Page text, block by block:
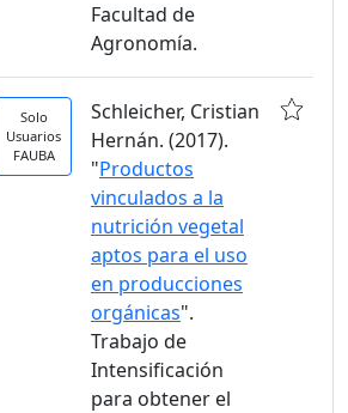
Facultad de
Agronomía.
Solo
Usuarios
FAUBA
Schleicher, Cristian
Hernán. (2017).
"Productos
vinculados a la
nutrición vegetal
aptos para el uso
en producciones
orgánicas".
Trabajo de
Intensificación
para obtener el